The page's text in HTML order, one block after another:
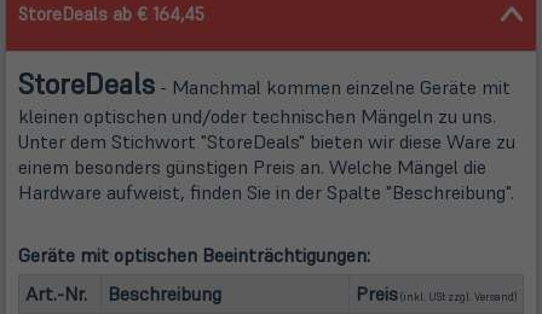
StoreDeals ab € 164,45
StoreDeals - Manchmal kommen einzelne Geräte mit
kleinen optischen und/oder technischen Mängeln zu uns.
Unter dem Stichwort "StoreDeals" bieten wir diese Ware zu
einem besonders günstigen Preis an. Welche Mängel die
Hardware aufweist, finden Sie in der Spalte "Beschreibung".
Geräte mit optischen Beeinträchtigungen:
Art.-Nr.
Beschreibung Preis(inkl. USt zzgl. Versand)